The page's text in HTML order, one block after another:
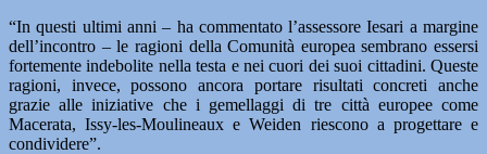
“In questi ultimi anni – ha commentato l’assessore Iesari a margine
dell’incontro – le ragioni della Comunità europea sembrano essersi
fortemente indebolite nella testa e nei cuori dei suoi cittadini. Queste
ragioni, invece, possono ancora portare risultati concreti anche
grazie alle iniziative che i gemellaggi di tre città europee come
Macerata, Issy-les-Moulineaux e Weiden riescono a progettare e
condividere”.